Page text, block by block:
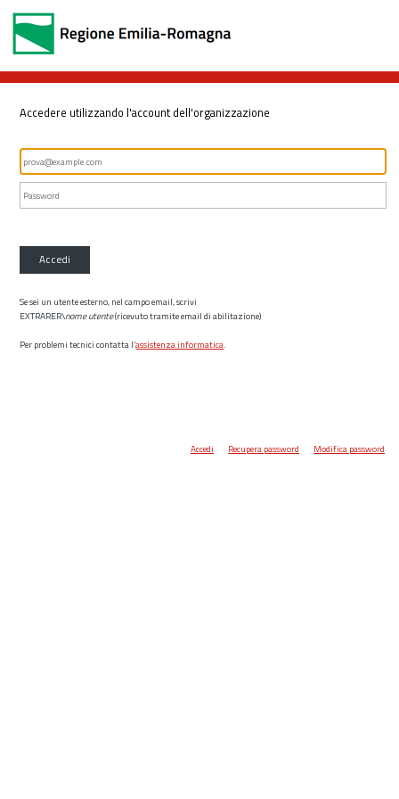
Accedere utilizzando l'account dell'organizzazione
Accedi
Se sei un utente esterno, nel campo email, scrivi
EXTRARER\nome utente(ricevuto tramite email di abilitazione)
Per problemi tecnici contatta l’assistenza informatica.
Accedi Recupera password Modifica password